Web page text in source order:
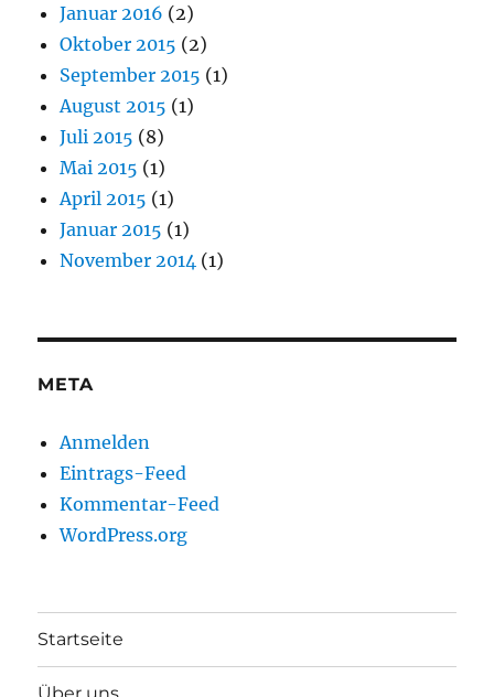
Januar 2016 (2)
Oktober 2015 (2)
September 2015 (1)
August 2015 (1)
Juli 2015 (8)
Mai 2015 (1)
April 2015 (1)
Januar 2015 (1)
November 2014 (1)
META
Anmelden
Eintrags-Feed
Kommentar-Feed
WordPress.org
Startseite